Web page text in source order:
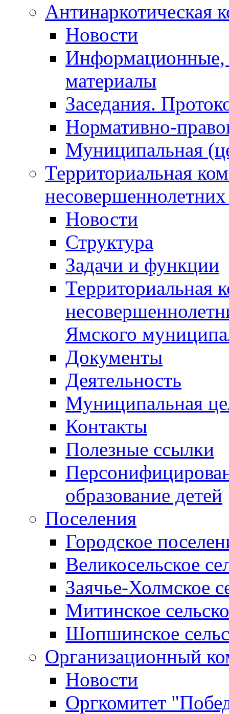
Антинаркотическая
Новости
Информационные,
материалы
Заседания.
Нормативно-
Муниципальная
Территориальная
Новости
Структура
Задачи и функции
Территориальная
Ямского
Документы
Деятельность
Муниципальная
Контакты
Полезные ссылки
образование детей
Поселения
Городское
Великосельское
Заячье-Холмское
Митинское
Шопшинское
Организационный
Новости
Оргкомитет